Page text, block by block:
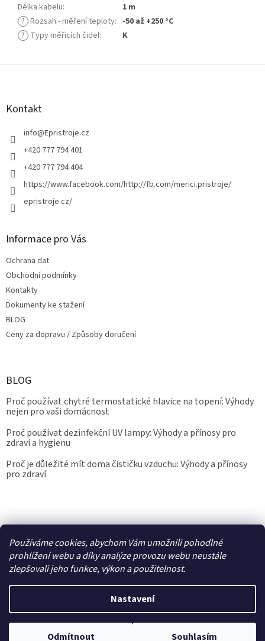
Používáme cookies, abychom Vám umožnili pohodlné
prohlížení webu a díky analýze provozu webu neustále
zlepšovali jeho funkce, výkon a použitelnost.
Nastavení
Odmítnout Souhlasím
Délka kabelu:
1 m
? Rozsah - měření teploty: -50 až +250 °C
? Typy měřicích čidel: K
Z
Kontakt
info@Epristroje.cz
+420 777 794 401
+420 777 794 404
https://www.facebook.com/http://fb.com/merici.pristroje/
epristroje.cz/
Informace pro Vás
Ochrana dat
Obchodní podmínky
Kontakty
Dokumenty ke stažení
BLOG
Ceny za dopravu / Způsoby doručení
BLOG
Proč používat chytré termostatické hlavice na topení: Výhody
nejen pro vaši domácnost
Proč používat dezinfekční UV lampy: Výhody a přínosy pro
zdraví a hygienu
Proč je důležité mít doma čističku vzduchu: Výhody a přínosy
pro zdraví
Vytvořil Shoptet
Copyright 2026Epřístroje.cz. Všechna práva vyhrazena.Upravit